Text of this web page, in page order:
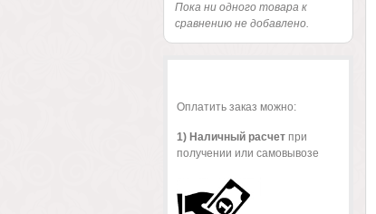
Пока ни одного товара к
сравнению не добавлено.
Оплатить заказ можно:
1) Наличный расчетпри
получении или самовывозе